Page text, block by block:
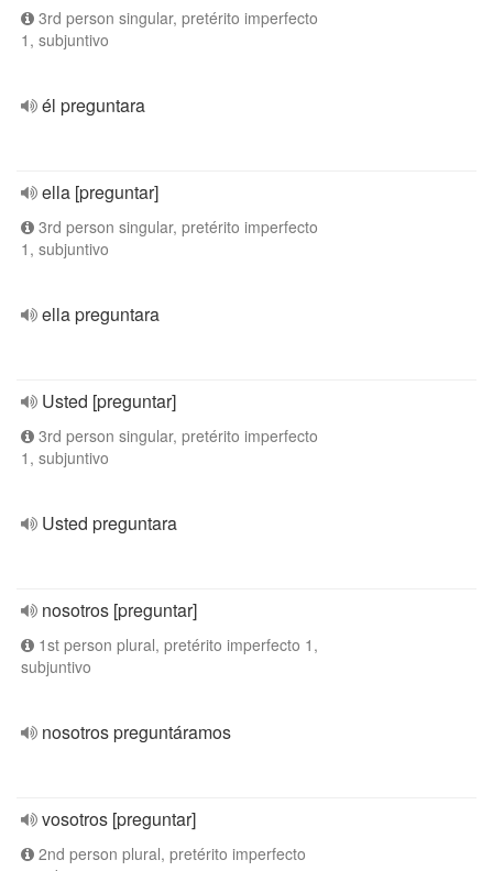
3rd person singular, pretérito imperfecto
1, subjuntivo
él preguntara
ella [preguntar]
3rd person singular, pretérito imperfecto
1, subjuntivo
ella preguntara
Usted [preguntar]
3rd person singular, pretérito imperfecto
1, subjuntivo
Usted preguntara
nosotros [preguntar]
1st person plural, pretérito imperfecto 1,
subjuntivo
nosotros preguntáramos
vosotros [preguntar]
2nd person plural, pretérito imperfecto